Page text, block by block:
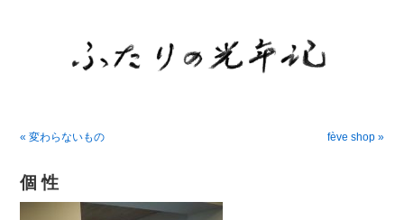
« 変わらないもの
fève shop »
個 性